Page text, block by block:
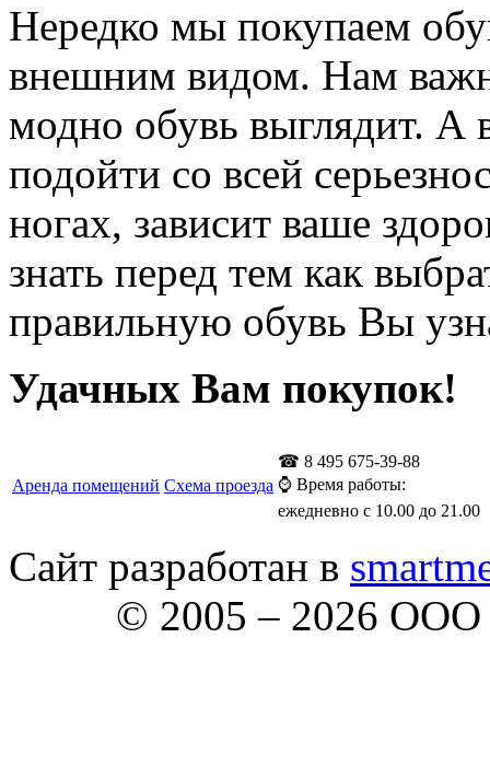
Нередко мы покупаем
внешним видом. Нам
модно обувь выглядит. А
подойти со всей
ногах, зависит ваше
знать перед тем как
правильную обувь Вы
Удачных Вам покупок!
Аренда помещений Схема проезда
☎ 8 495 675-39-88
⌚ Время работы:
ежедневно с 10.00 до 21.00
Сайт разработан в
© 2005 – 2026 ООО